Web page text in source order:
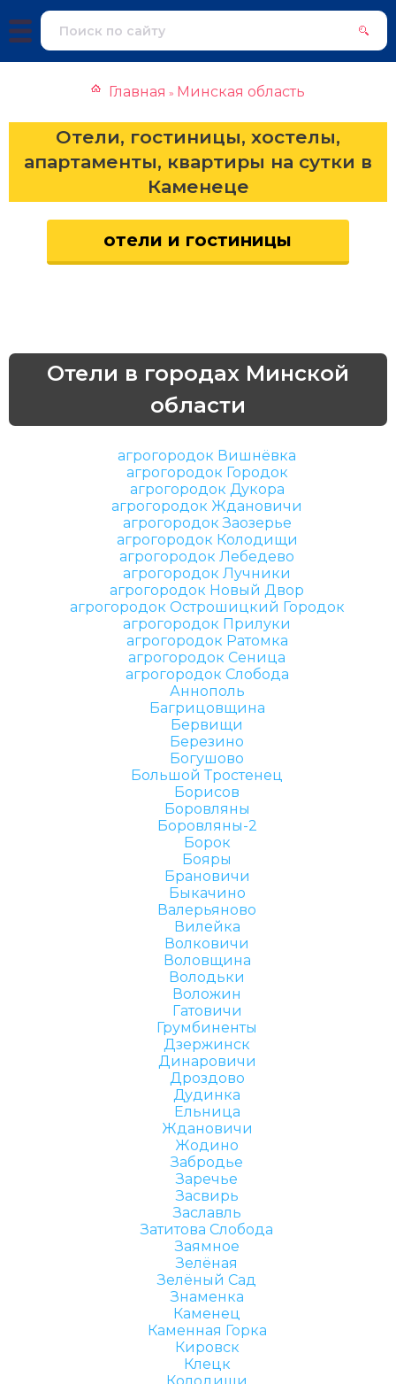
Главная » Минская область
Отели, гостиницы, хостелы,
апартаменты, квартиры на сутки в
Каменеце
отели и гостиницы
Отели в городах Минской
области
агрогородок Вишнёвка
агрогородок Городок
агрогородок Дукора
агрогородок Ждановичи
агрогородок Заозерье
агрогородок Колодищи
агрогородок Лебедево
агрогородок Лучники
агрогородок Новый Двор
агрогородок Острошицкий Городок
агрогородок Прилуки
агрогородок Ратомка
агрогородок Сеница
агрогородок Слобода
Аннополь
Багрицовщина
Бервищи
Березино
Богушово
Большой Тростенец
Борисов
Боровляны
Боровляны-2
Борок
Бояры
Брановичи
Быкачино
Валерьяново
Вилейка
Волковичи
Воловщина
Володьки
Воложин
Гатовичи
Грумбиненты
Дзержинск
Динаровичи
Дроздово
Дудинка
Ельница
Ждановичи
Жодино
Забродье
Заречье
Засвирь
Заславль
Затитова Слобода
Заямное
Зелёная
Зелёный Сад
Знаменка
Каменец
Каменная Горка
Кировск
Клецк